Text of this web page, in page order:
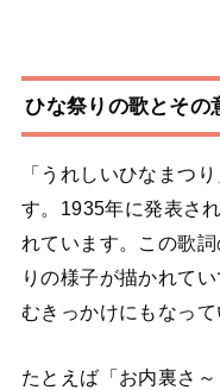
ひな祭りの歌とその
「うれしいひなまつ
す。1935年に発表さ
れています。この歌
りの様子が描かれて
むきっかけにもなって
たとえば「お内裏さ